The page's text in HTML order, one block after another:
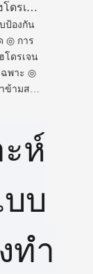
ดรเจน
ฉพาะ
ระเบิด
1
ายส่ง
ป้องกัน
◎ การ
โดรเจน
ฉพาะ ◎
ข้ามสาย
ดยมือ ห์
บ
ทำ